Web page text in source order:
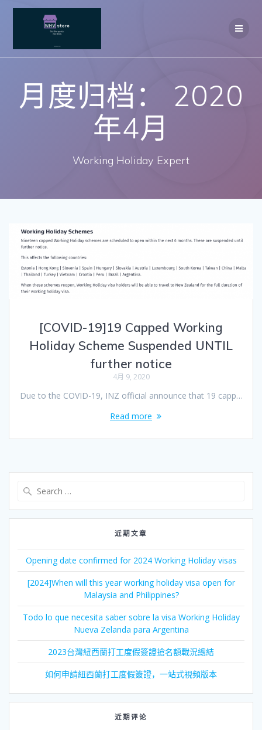
月度归档： 2020
年4月
Working Holiday Expert
[COVID-19]19 Capped Working
Holiday Scheme Suspended UNTIL
further notice
4月 9, 2020
Due to the COVID-19, INZ official announce that 19 capp…
Read more
近期文章
Opening date confirmed for 2024 Working Holiday visas
[2024]When will this year working holiday visa open for
Malaysia and Philippines?
Todo lo que necesita saber sobre la visa Working Holiday
Nueva Zelanda para Argentina
2023台灣紐西蘭打工度假簽證搶名額戰況總結
如何申請紐西蘭打工度假簽證，一站式視頻版本
近期评论